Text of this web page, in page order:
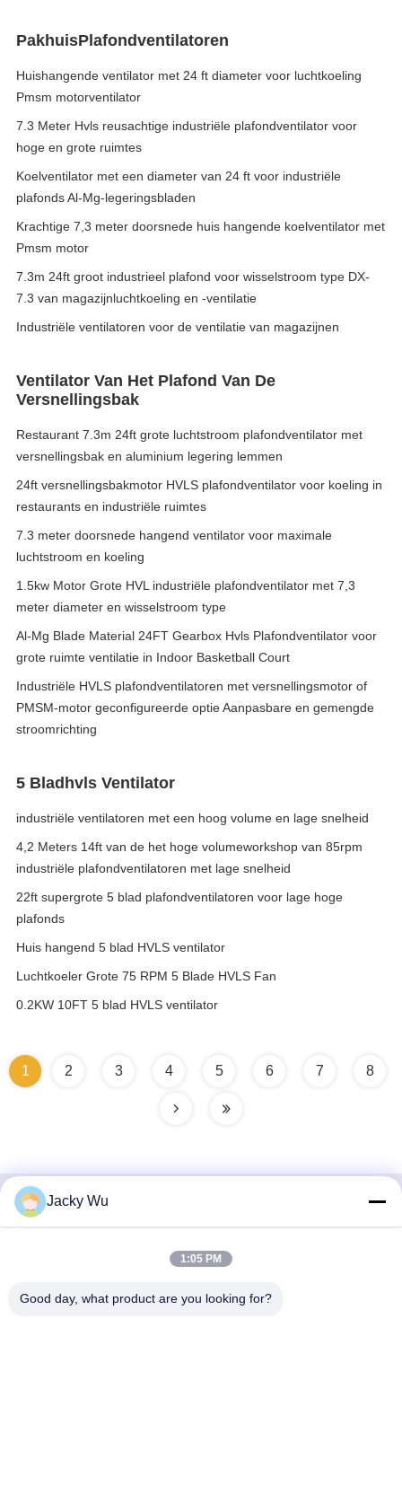
PakhuisPlafondventilatoren
Huishangende ventilator met 24 ft diameter voor luchtkoeling
Pmsm motorventilator
7.3 Meter Hvls reusachtige industriële plafondventilator voor
hoge en grote ruimtes
Koelventilator met een diameter van 24 ft voor industriële
plafonds Al-Mg-legeringsbladen
Krachtige 7,3 meter doorsnede huis hangende koelventilator met
Pmsm motor
7.3m 24ft groot industrieel plafond voor wisselstroom type DX-
7.3 van magazijnluchtkoeling en -ventilatie
Industriële ventilatoren voor de ventilatie van magazijnen
Ventilator Van Het Plafond Van De
Versnellingsbak
Restaurant 7.3m 24ft grote luchtstroom plafondventilator met
versnellingsbak en aluminium legering lemmen
24ft versnellingsbakmotor HVLS plafondventilator voor koeling in
restaurants en industriële ruimtes
7.3 meter doorsnede hangend ventilator voor maximale
luchtstroom en koeling
1.5kw Motor Grote HVL industriële plafondventilator met 7,3
meter diameter en wisselstroom type
Al-Mg Blade Material 24FT Gearbox Hvls Plafondventilator voor
grote ruimte ventilatie in Indoor Basketball Court
Industriële HVLS plafondventilatoren met versnellingsmotor of
PMSM-motor geconfigureerde optie Aanpasbare en gemengde
stroomrichting
5 Bladhvls Ventilator
industriële ventilatoren met een hoog volume en lage snelheid
4,2 Meters 14ft van de het hoge volumeworkshop van 85rpm
industriële plafondventilatoren met lage snelheid
22ft supergrote 5 blad plafondventilatoren voor lage hoge
plafonds
Huis hangend 5 blad HVLS ventilator
Luchtkoeler Grote 75 RPM 5 Blade HVLS Fan
0.2KW 10FT 5 blad HVLS ventilator
1 2 3 4 5 6 7 8
Snel contact
industriële haven, nr.117, Nansan Road, economische
Jacky Wu
1:05 PM
Good day, what product are you looking for?